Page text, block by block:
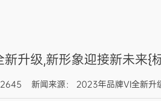
升级,新形象迎接新未来{
新闻来源： 2023年品牌VI全新升